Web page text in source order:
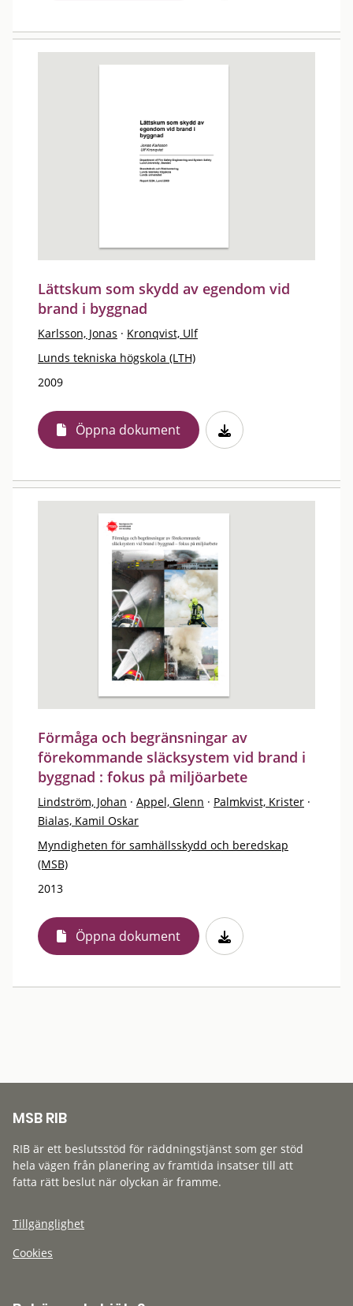
Lättskum som skydd av egendom vid
brand i byggnad
Karlsson, Jonas · Kronqvist, Ulf
Lunds tekniska högskola (LTH)
2009
Öppna dokument
Förmåga och begränsningar av
förekommande släcksystem vid brand i
byggnad : fokus på miljöarbete
Lindström, Johan · Appel, Glenn · Palmkvist, Krister ·
Bialas, Kamil Oskar
Myndigheten för samhällsskydd och beredskap
(MSB)
2013
Öppna dokument
MSB RIB
RIB är ett beslutsstöd för räddningstjänst som ger stöd
hela vägen från planering av framtida insatser till att
fatta rätt beslut när olyckan är framme.
Tillgänglighet
Cookies